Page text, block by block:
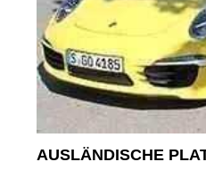
AUSLÄNDISCHE